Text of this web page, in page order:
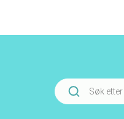
Products
search